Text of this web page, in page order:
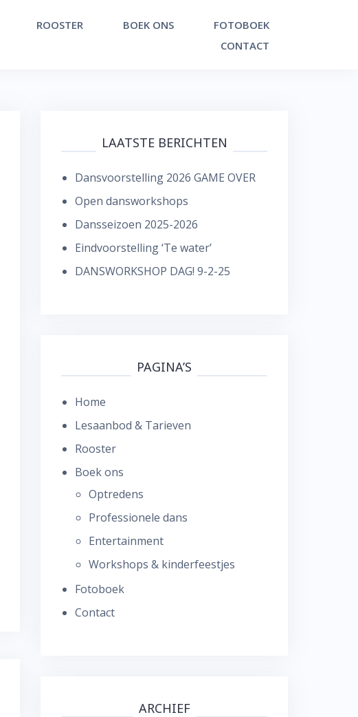
ROOSTER BOEK ONS
FOTOBOEK
CONTACT
LAATSTE BERICHTEN
Dansvoorstelling 2026 GAME OVER
Open dansworkshops
Dansseizoen 2025-2026
Eindvoorstelling ‘Te water’
DANSWORKSHOP DAG! 9-2-25
PAGINA’S
Home
Lesaanbod & Tarieven
Rooster
Boek ons
Optredens
Professionele dans
Entertainment
Workshops & kinderfeestjes
Fotoboek
Contact
ARCHIEF